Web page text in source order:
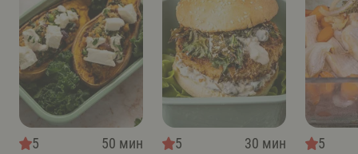
5 50 мин 5 30 мин 5